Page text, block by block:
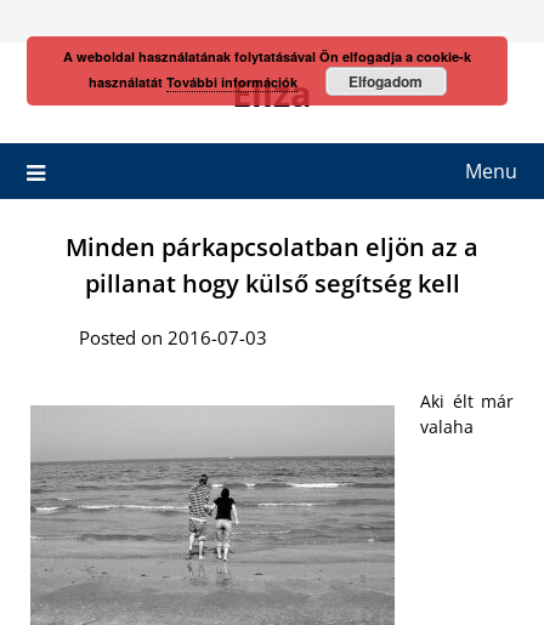
Eliza
Menu
Minden párkapcsolatban eljön az a
pillanat hogy külső segítség kell
Posted on 2016-07-03
Aki élt már
valaha
A weboldal használatának folytatásával Ön elfogadja a cookie-k
használatát További információk Elfogadom